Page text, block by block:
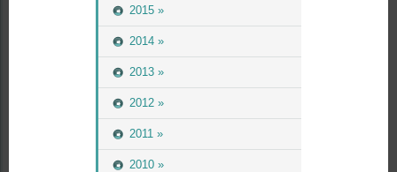
2015 »
2014 »
2013 »
2012 »
2011 »
2010 »